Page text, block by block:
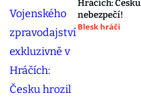
Hráčích:
nebezpečí!
Blesk hráči